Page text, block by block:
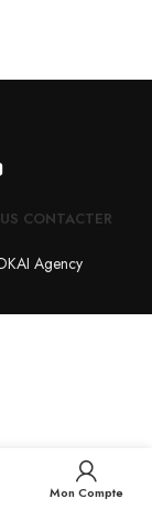
CONTACTER
Agency
Mon Compte